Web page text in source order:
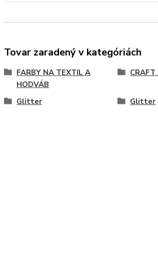
Tovar zaradený v kategóriách
FARBY NA TEXTIL A
HODVÁB
CRAFT
Glitter Glitter